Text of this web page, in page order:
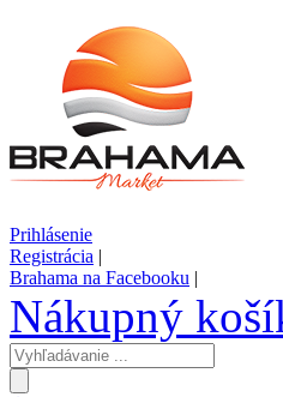
Prihlásenie
Registrácia |
Brahama na Facebooku |
Nákupný